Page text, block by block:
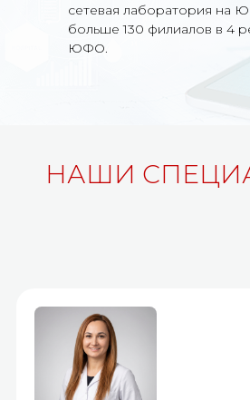
сетевая лаборатория на
больше 130 филиалов в 4
ЮФО.
НАШИ